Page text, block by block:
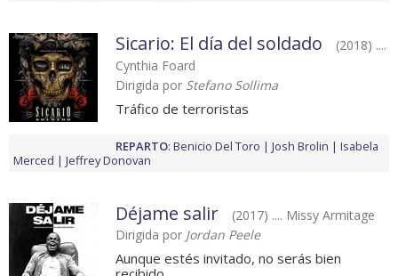
Sicario: El día del soldado
(2018) ....
Cynthia Foard
Dirigida por Stefano Sollima
Tráfico de terroristas
REPARTO: Benicio Del Toro Josh Brolin
Isabela
Merced
Jeffrey Donovan
Déjame salir
(2017) .... Missy Armitage
Dirigida por Jordan Peele
Aunque estés invitado, no serás bien